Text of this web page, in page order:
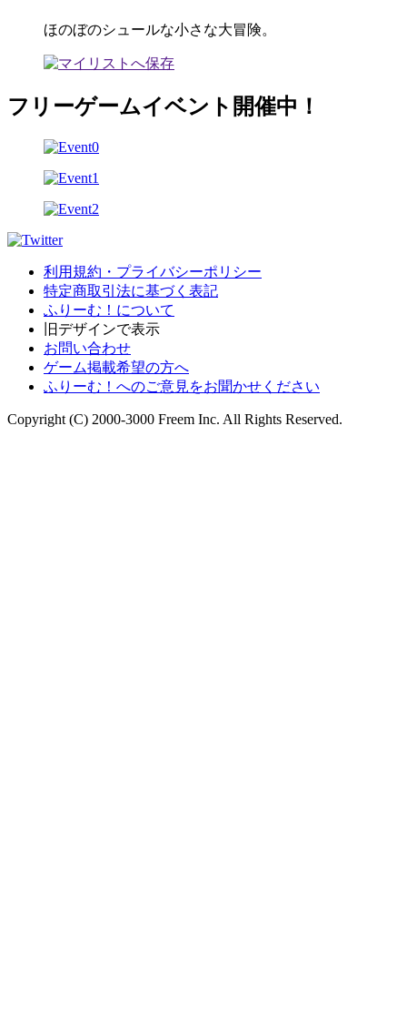
ほのぼのシュールな小さな大冒険。
フリーゲームイベント開催中！
利用規約・プライバシーポリシー
特定商取引法に基づく表記
ふりーむ！について
旧デザインで表示
お問い合わせ
ゲーム掲載希望の方へ
ふりーむ！へのご意見をお聞かせください
Copyright (C) 2000-3000 Freem Inc. All Rights Reserved.